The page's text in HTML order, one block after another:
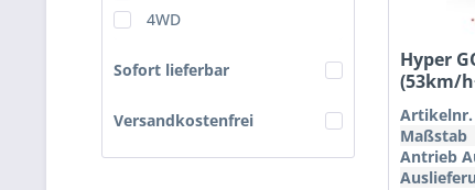
4WD
Sofort lieferbar
Versandkostenfrei
Hyper
(53km/
Artikelnr.
Maßstab
Antrieb